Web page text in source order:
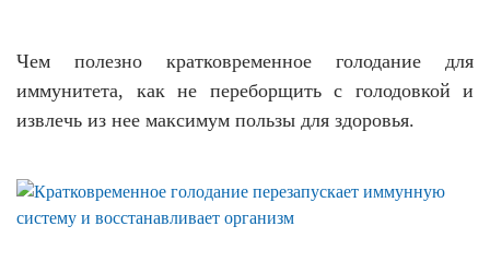
Чем полезно кратковременное голодание для
иммунитета, как не переборщить с голодовкой и
извлечь из нее максимум пользы для здоровья.